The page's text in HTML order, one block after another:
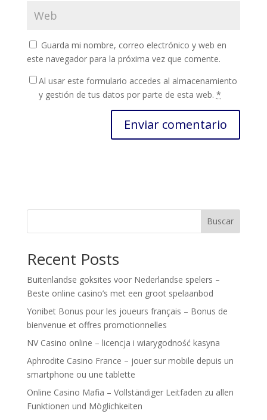
Guarda mi nombre, correo electrónico y web en
este navegador para la próxima vez que comente.
Al usar este formulario accedes al almacenamiento
y gestión de tus datos por parte de esta web. *
Buscar
Recent Posts
Buitenlandse goksites voor Nederlandse spelers –
Beste online casino’s met een groot spelaanbod
Yonibet Bonus pour les joueurs français – Bonus de
bienvenue et offres promotionnelles
NV Casino online – licencja i wiarygodność kasyna
Aphrodite Casino France – jouer sur mobile depuis un
smartphone ou une tablette
Online Casino Mafia – Vollständiger Leitfaden zu allen
Funktionen und Möglichkeiten